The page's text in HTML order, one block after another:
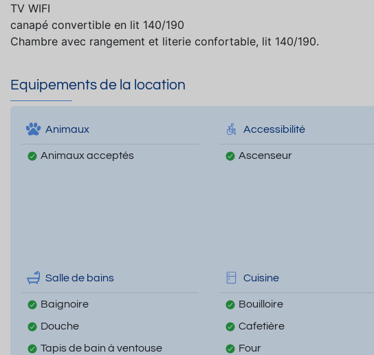
TV WIFI
canapé convertible en lit 140/190
Chambre avec rangement et literie confortable, lit 140/190.
Equipements de la location
Animaux
Animaux acceptés
Accessibilité
Ascenseur
Salle de bains
Baignoire
Douche
Tapis de bain à ventouse
Cuisine
Bouilloire
Cafetière
Four